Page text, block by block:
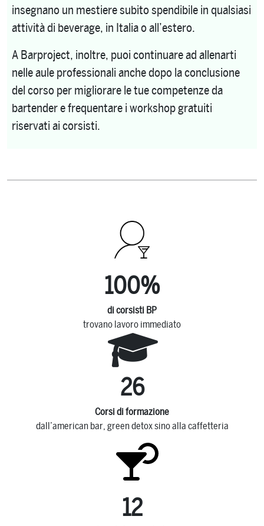
insegnano un mestiere subito spendibile in qualsiasi
attività di beverage, in Italia o all’estero.
A Barproject, inoltre, puoi continuare ad allenarti
nelle aule professionali anche dopo la conclusione
del corso per migliorare le tue competenze da
bartender e frequentare i workshop gratuiti
riservati ai corsisti.
100%
di corsisti BP
trovano lavoro immediato
26
Corsi di formazione
dall’american bar, green detox sino alla caffetteria
12